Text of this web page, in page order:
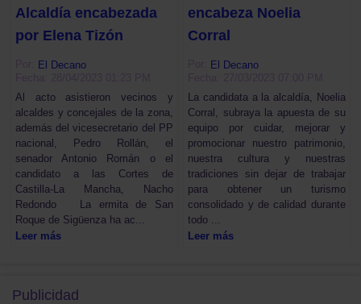
Alcaldía encabezada
por Elena Tizón
El Decano
Al acto asistieron vecinos y
alcaldes y concejales de la zona,
además del vicesecretario del PP
nacional, Pedro Rollán, el
senador Antonio Román o el
candidato a las Cortes de
Castilla-La Mancha, Nacho
Redondo La ermita de San
Roque de Sigüenza ha ac...
Leer más
encabeza Noelia
Corral
El Decano
La candidata a la alcaldía, Noelia
Corral, subraya la apuesta de su
equipo por cuidar, mejorar y
promocionar nuestro patrimonio,
nuestra cultura y nuestras
tradiciones sin dejar de trabajar
para obtener un turismo
consolidado y de calidad durante
todo ...
Leer más
Publicidad